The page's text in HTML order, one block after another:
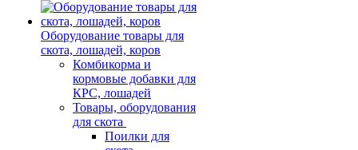
Оборудование товары для
скота, лошадей, коров
Комбикорма и
кормовые добавки для
КРС, лошадей
Товары, оборудования
для скота
Поилки для